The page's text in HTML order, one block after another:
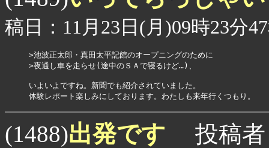
稿日：11月23日(月)09時23分
>池波正太郎・真田太平記館のオープニングのために
>夜通し車を走らせ(途中のＳＡで寝るけど…)、
いよいよですね。新聞でも紹介されていました。
体験レポート楽しみにしております。わたしも来年行くつもり。
(1488)出発です 投稿者